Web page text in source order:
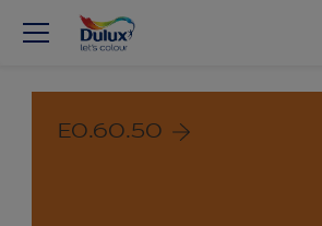
E0.60.50